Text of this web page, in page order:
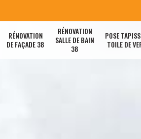
RÉNOVATION
DE FAÇADE 38
RÉNOVATION
SALLE DE BAIN
38
POSE
TOILE DE